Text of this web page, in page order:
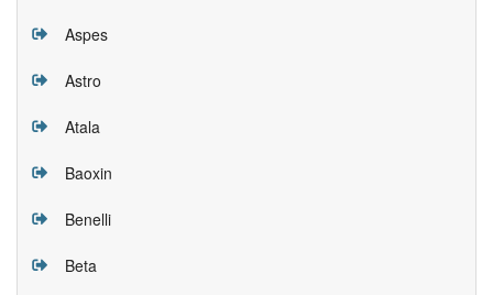
Aspes
Astro
Atala
Baoxin
Benelli
Beta